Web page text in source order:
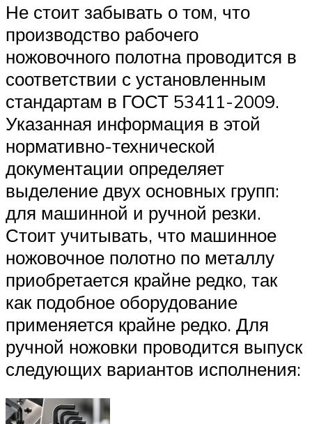
Не стоит забывать о том, что
производство рабочего
ножовочного полотна проводится в
соответствии с установленным
стандартам в ГОСТ 53411-2009.
Указанная информация в этой
нормативно-технической
документации определяет
выделение двух основных групп:
для машинной и ручной резки.
Стоит учитывать, что машинное
ножовочное полотно по металлу
приобретается крайне редко, так
как подобное оборудование
применяется крайне редко. Для
ручной ножовки проводится выпуск
следующих вариантов исполнения: